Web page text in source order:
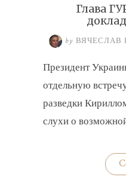
Глава
by ВЯЧЕСЛАВ
Президент
отдельную
разведки
слухи о